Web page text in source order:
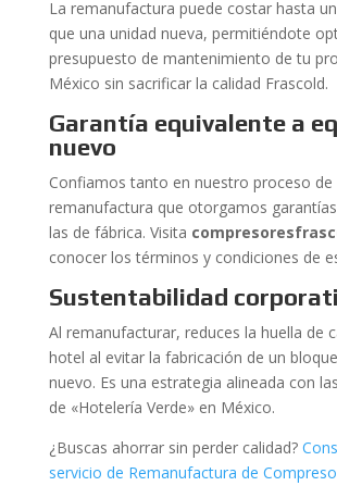
La remanufactura puede costar hasta
que una unidad nueva, permitiéndote
presupuesto de mantenimiento de tu
México sin sacrificar la calidad Frascold.
Garantía equivalente a
nuevo
Confiamos tanto en nuestro proceso de
remanufactura que otorgamos
las de fábrica. Visita
conocer los términos y condiciones de
Sustentabilidad
Al remanufacturar, reduces la huella de
hotel al evitar la fabricación de un
nuevo. Es una estrategia alineada con
de «Hotelería Verde» en México.
¿Buscas ahorrar sin perder calidad?
servicio de Remanufactura de